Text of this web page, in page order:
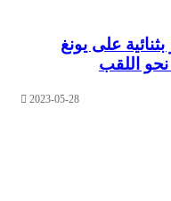
على يونغ
2023-05-28